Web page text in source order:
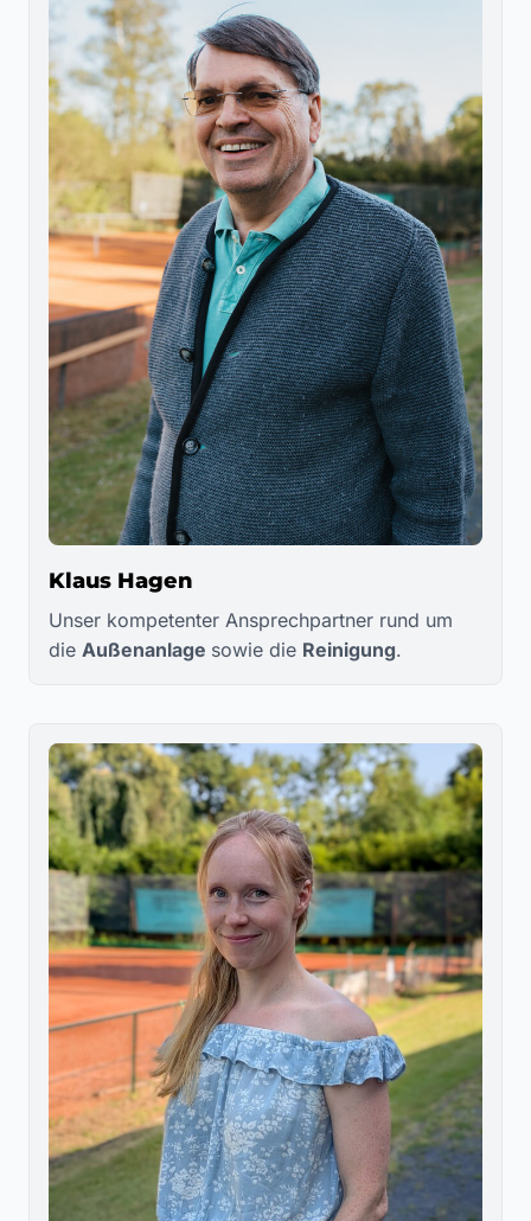
Klaus Hagen
Unser kompetenter Ansprechpartner rund um
die Außenanlage sowie die Reinigung.